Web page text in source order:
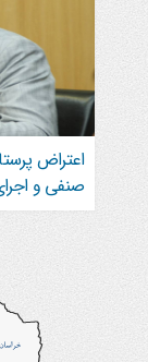
اعتراض
صنفی و